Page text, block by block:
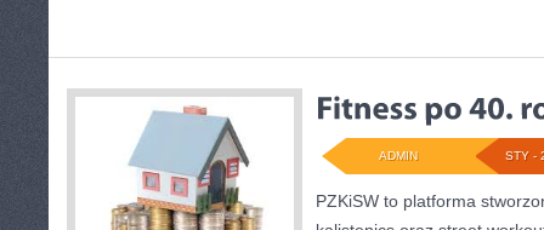
STY -
ADMIN
PZKiSW to platforma